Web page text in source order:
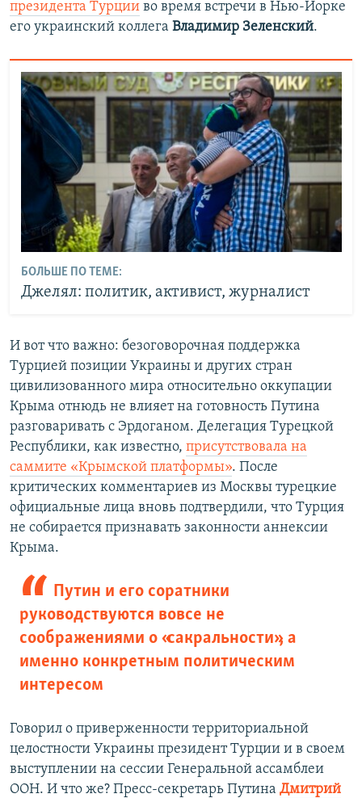
президента Турции во время встречи в Нью-Йорке
его украинский коллега Владимир Зеленский.
БОЛЬШЕ ПО ТЕМЕ:
Джелял: политик, активист, журналист
И вот что важно: безоговорочная поддержка
Турцией позиции Украины и других стран
цивилизованного мира относительно оккупации
Крыма отнюдь не влияет на готовность Путина
разговаривать с Эрдоганом. Делегация Турецкой
Республики, как известно, присутствовала на
саммите «Крымской платформы». После
критических комментариев из Москвы турецкие
официальные лица вновь подтвердили, что Турция
не собирается признавать законности аннексии
Крыма.
Путин и его соратники
руководствуются вовсе не
соображениями о «сакральности», а
именно конкретным политическим
интересом
Говорил о приверженности территориальной
целостности Украины президент Турции и в своем
выступлении на сессии Генеральной ассамблеи
ООН. И что же? Пресс-секретарь Путина Дмитрий